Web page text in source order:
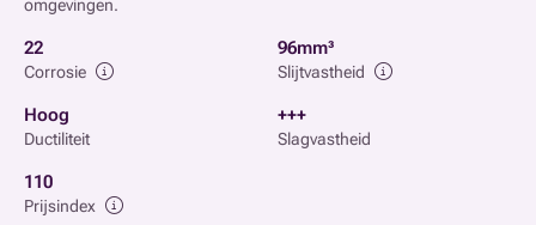
omgevingen.
22
Corrosie
96mm³
Slijtvastheid
Hoog
Ductiliteit
+++
Slagvastheid
110
Prijsindex